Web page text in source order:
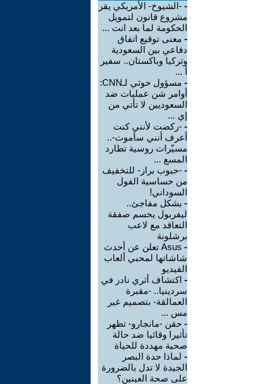
- -الشيوخ- الأمريكي يقر
مشروع قانون لتمويل
الحكومة لما بعد انت ...
- معنى توقيع اتفاق
دفاعي بين السعودية
وتركيا وباكستان.. سفير
أ ...
-
مسؤول حوثي لـCNN:
أوامر شن عمليات ضد
السعوديين لا تأتي من
إي ...
- -ركضت لأنني كنت
أعرف أنني سأموت-..
مسيّرات روسية تطارد
المسع ...
- -حبوب براز- للتخفيف
من حساسية الفول
السوداني!
- بشكل مفاجئ..
ليفربول يحسم صفقة
التعاقد مع لاعب
برشلونة
-
Asus تعلن عن أحدث
شاشاتها لمحبي ألعاب
الفيديو
- اكتشاف أثري نادر في
سردينيا.. -مقبرة
العمالقة- بتصميم غير
مس ...
- حقن -مانجارو- تظهر
تأثيرا وقائيا ضد حالة
صحية مهددة للحياة
- لماذا حدة البصر
الجيدة لا تدل بالضرورة
على صحة العينين؟